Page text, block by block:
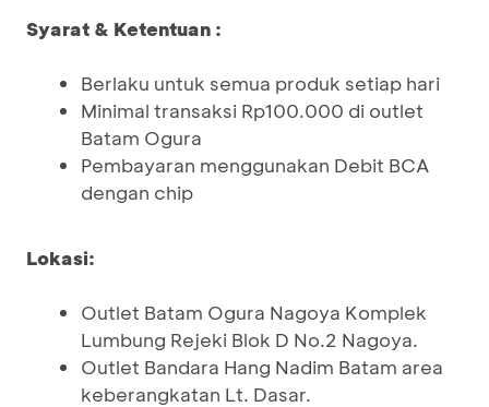
Syarat & Ketentuan :
Berlaku untuk semua produk setiap hari
Minimal transaksi Rp100.000 di outlet
Batam Ogura
Pembayaran menggunakan Debit BCA
dengan chip
Lokasi:
Outlet Batam Ogura Nagoya Komplek
Lumbung Rejeki Blok D No.2 Nagoya.
Outlet Bandara Hang Nadim Batam area
keberangkatan Lt. Dasar.